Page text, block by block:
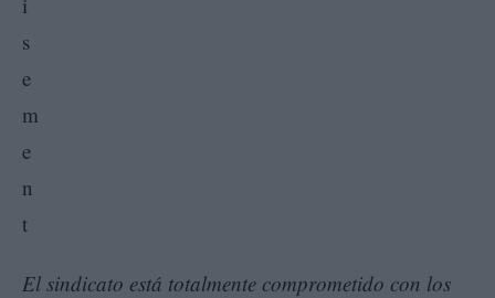
El sindicato está totalmente comprometido con los